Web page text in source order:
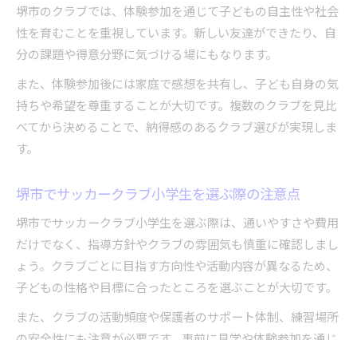
ッド
堺市サッカークラブ小学生の成長環境と指導方
針
サッカークラブ小学生を支える堺市のサポート
体制
成長を実感できる堺市サッカークラブ小学生の
魅力
堺市のクラブでは、体験参加を通じて子どもの自主性や社会
性を育むことを重視しています。新しい友達ができたり、自
分の課題や得意分野に気づける場にもなります。
また、体験参加後には家庭で感想を共有し、子ども自身の気
持ちや希望を尊重することが大切です。複数のクラブを見比
べてから決めることで、納得感のあるクラブ選びが実現しま
す。
堺市でサッカークラブ小学生を選ぶ際の注意点
堺市でサッカークラブ小学生を選ぶ際は、通いやすさや費用
だけでなく、指導方針やクラブの雰囲気も慎重に確認しまし
ょう。クラブごとに目指す方向性や活動内容が異なるため、
子どもの性格や目標に合ったところを選ぶことが大切です。
また、クラブの活動頻度や保護者のサポート体制、練習場所